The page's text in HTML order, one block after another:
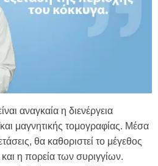
αναγκαία η διενέργεια
μαγνητικής τομογραφίας. Μέσα
θα καθοριστεί το μέγεθος
η πορεία των συριγγίων.